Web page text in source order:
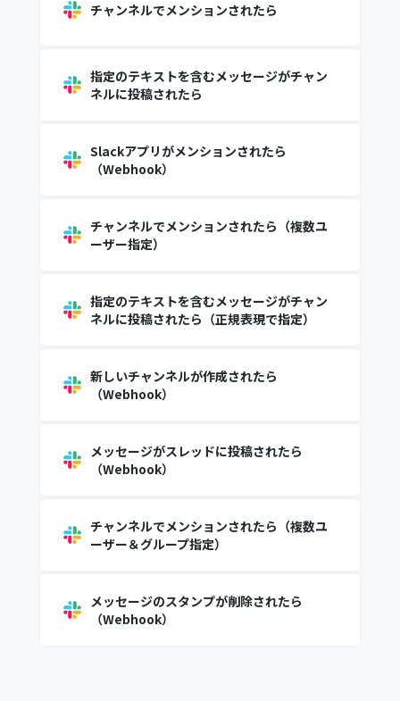
チャンネルでメンションされたら
指定のテキストを含むメッセージがチャン
ネルに投稿されたら
Slackアプリがメンションされたら
（Webhook）
チャンネルでメンションされたら（複数ユ
ーザー指定）
指定のテキストを含むメッセージがチャン
ネルに投稿されたら（正規表現で指定）
新しいチャンネルが作成されたら
（Webhook）
メッセージがスレッドに投稿されたら
（Webhook）
チャンネルでメンションされたら（複数ユ
ーザー＆グループ指定）
メッセージのスタンプが削除されたら
（Webhook）